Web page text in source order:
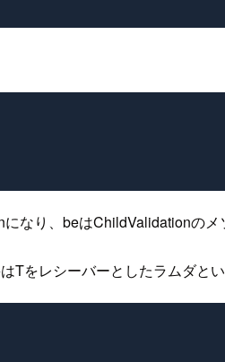
なり、beはChildValidationのメ
をレシーバーとしたラムダとい